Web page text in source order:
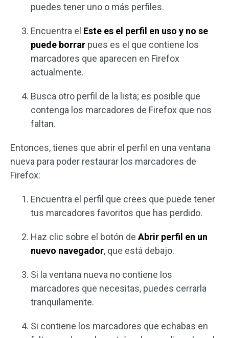
puedes tener uno o más perfiles.
Encuentra el Este es el perfil en uso y no se
puede borrar pues es el que contiene los
marcadores que aparecen en Firefox
actualmente.
Busca otro perfil de la lista; es posible que
contenga los marcadores de Firefox que nos
faltan.
Entonces, tienes que abrir el perfil en una ventana
nueva para poder restaurar los marcadores de
Firefox:
Encuentra el perfil que crees que puede tener
tus marcadores favoritos que has perdido.
Haz clic sobre el botón de Abrir perfil en un
nuevo navegador, que está debajo.
Si la ventana nueva no contiene los
marcadores que necesitas, puedes cerrarla
tranquilamente.
Si contiene los marcadores que echabas en